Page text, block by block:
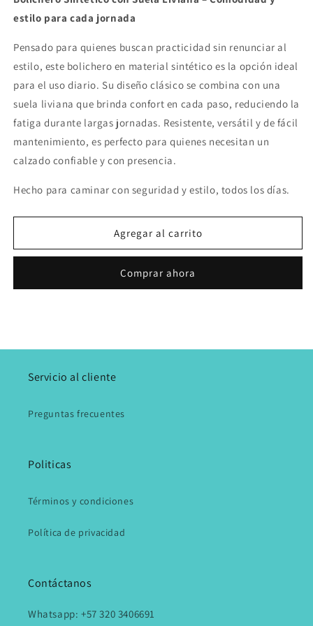
Bolichero
Negro
Bolichero
Negro
estilo para cada jornada
Pensado para quienes buscan practicidad sin renunciar al
estilo, este bolichero en material sintético es la opción ideal
para el uso diario. Su diseño clásico se combina con una
suela liviana que brinda confort en cada paso, reduciendo la
fatiga durante largas jornadas. Resistente, versátil y de fácil
mantenimiento, es perfecto para quienes necesitan un
calzado confiable y con presencia.
Hecho para caminar con seguridad y estilo, todos los días.
Agregar al carrito
Comprar ahora
Servicio al cliente
Preguntas frecuentes
Politicas
Términos y condiciones
Política de privacidad
Contáctanos
Whatsapp: +57 320 3406691